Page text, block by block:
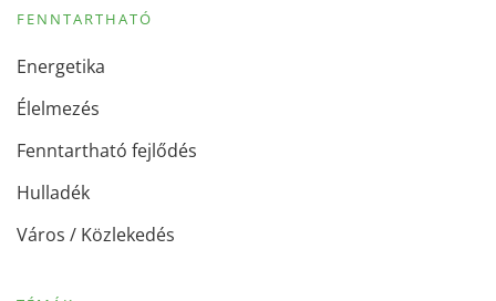
FENNTARTHATÓ
Energetika
Élelmezés
Fenntartható fejlődés
Hulladék
Város / Közlekedés